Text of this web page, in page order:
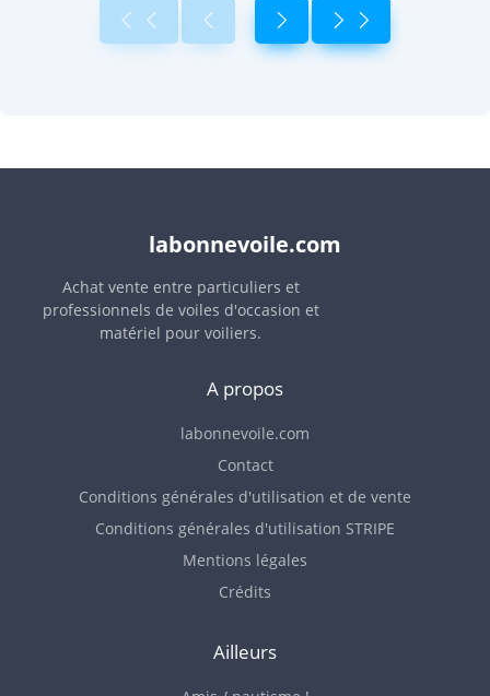
labonnevoile.com
Achat vente entre particuliers et
professionnels de voiles d'occasion et
matériel pour voiliers.
A propos
labonnevoile.com
Contact
Conditions générales d'utilisation et de vente
Conditions générales d'utilisation STRIPE
Mentions légales
Crédits
Ailleurs